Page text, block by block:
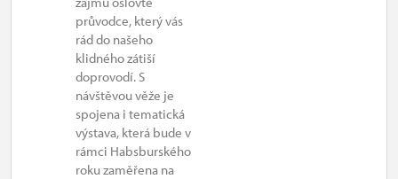
průvodce, který vás
rád do našeho
klidného zátiší
doprovodí. S
návštěvou věže je
spojena i tematická
výstava, která bude v
rámci Habsburského
roku zaměřena na